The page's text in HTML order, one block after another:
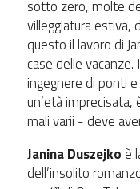
sotto zero, molte
villeggiatura estiva,
questo il lavoro di
case delle
ingegnere di ponti
un’età
mali varii - deve
Janina Duszejko è
dell’insolito